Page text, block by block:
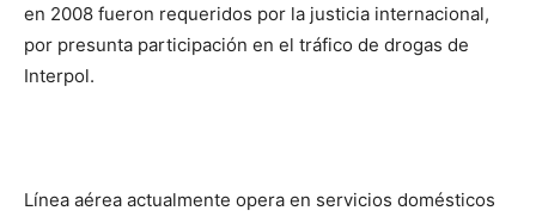
en 2008 fueron requeridos por la justicia internacional,
por presunta participación en el tráfico de drogas de
Interpol.
Línea aérea actualmente opera en servicios domésticos